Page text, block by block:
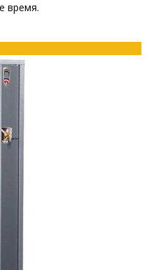
время.